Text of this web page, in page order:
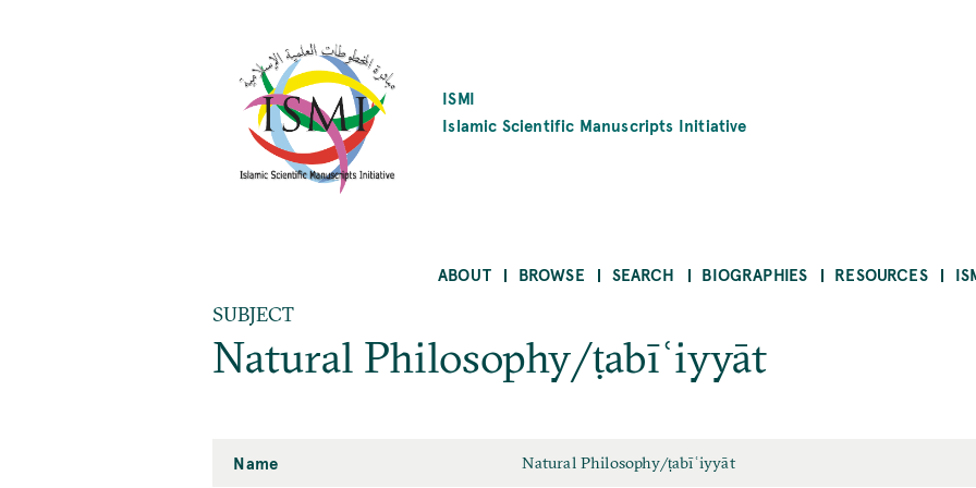
ISMI
Islamic Scientific Manuscripts Initiative
ABOUT BROWSE SEARCH BIOGRAPHIES RESOURCES
SUBJECT
Natural Philosophy/ṭabīʿiyyāt
Name Natural Philosophy/ṭabīʿiyyāt